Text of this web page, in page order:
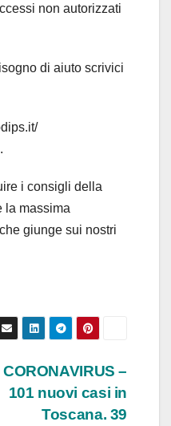
non autorizzati
di aiuto scrivici
i consigli della
la massima
giunge sui nostri
CORONAVIRUS –
101 nuovi casi in
Toscana. 39